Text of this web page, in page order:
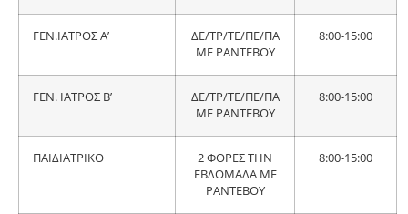
ΓΕΝ.ΙΑΤΡΟΣ Α’
ΔΕ/ΤΡ/ΤΕ/ΠΕ/ΠΑ
ΜΕ ΡΑΝΤΕΒΟΥ
8:00-15:00
ΓΕΝ. ΙΑΤΡΟΣ Β’
ΔΕ/ΤΡ/ΤΕ/ΠΕ/ΠΑ
ΜΕ ΡΑΝΤΕΒΟΥ
8:00-15:00
ΠΑΙΔΙΑΤΡΙΚΟ
2 ΦΟΡΕΣ ΤΗΝ
ΕΒΔΟΜΑΔΑ ΜΕ
ΡΑΝΤΕΒΟΥ
8:00-15:00